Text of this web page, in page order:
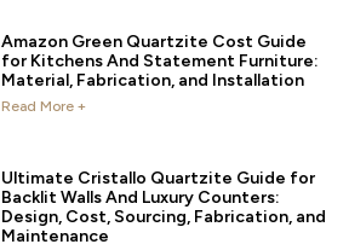
Amazon Green Quartzite Cost Guide
for Kitchens And Statement Furniture:
Material, Fabrication, and Installation
Read More +
Ultimate Cristallo Quartzite Guide for
Backlit Walls And Luxury Counters:
Design, Cost, Sourcing, Fabrication, and
Maintenance